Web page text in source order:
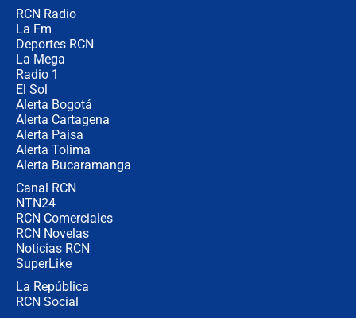
RCN Radio
La Fm
Deportes RCN
La Mega
Radio 1
El Sol
Alerta Bogotá
Alerta Cartagena
Alerta Paisa
Alerta Tolima
Alerta Bucaramanga
Canal RCN
NTN24
RCN Comerciales
RCN Novelas
Noticias RCN
SuperLike
La República
RCN Social